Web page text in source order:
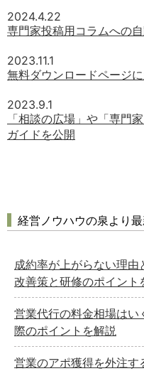
2024.4.22
専門家投稿用コラムへの
2023.11.1
無料ダウンロードページ
2023.9.1
「相談の広場」や「専門
ガイドを公開
経営ノウハウの泉より
成約率が上がらない理
改善策と研修のポイント
営業代行の料金相場はい
際のポイントを解説
営業のアポ獲得を外注